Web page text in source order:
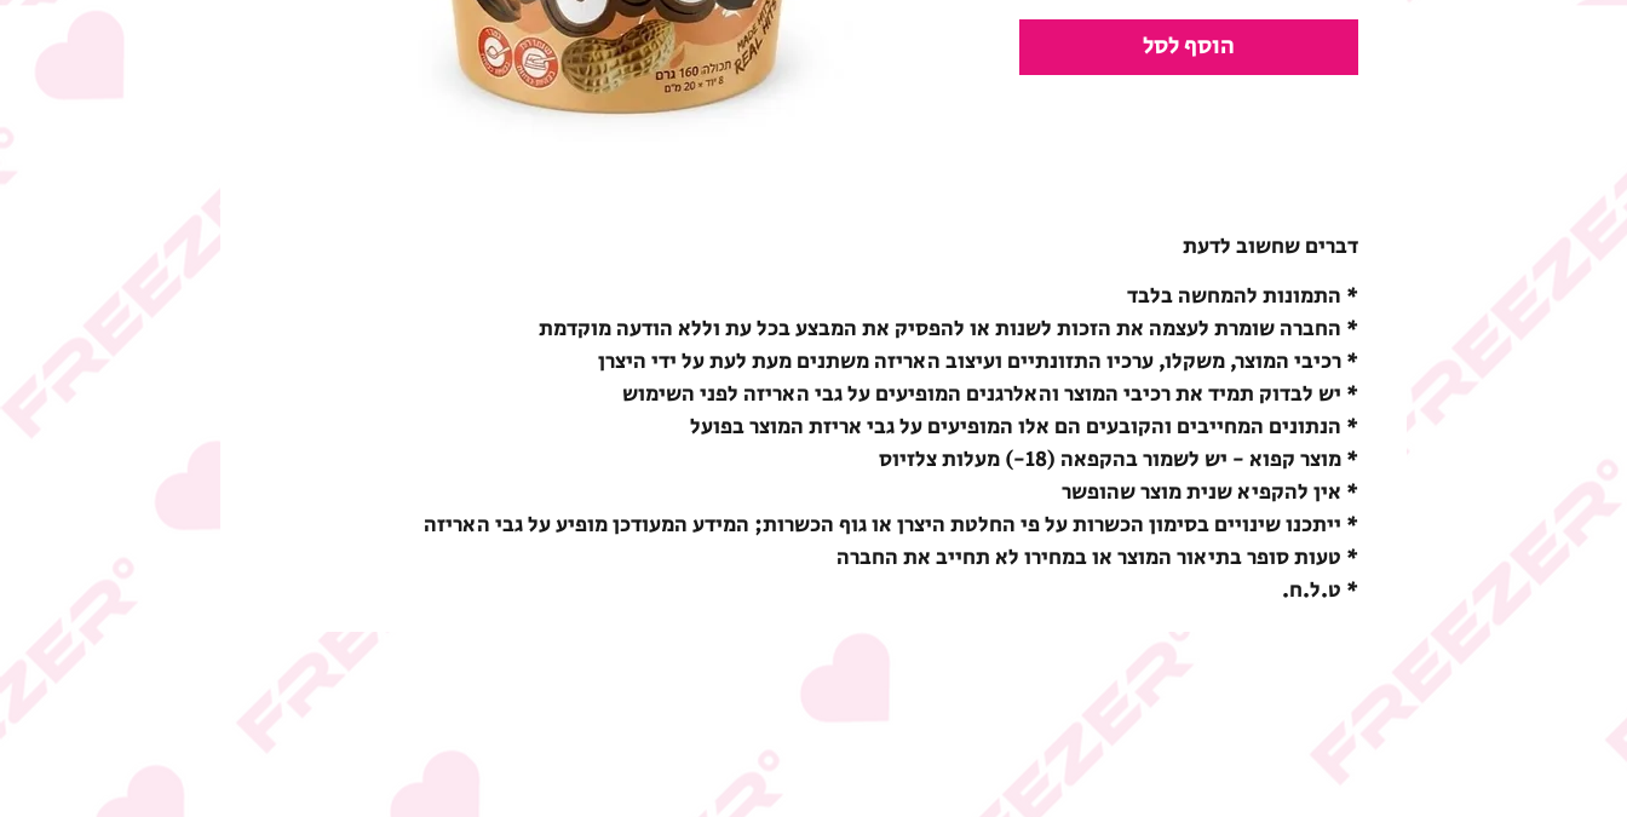
הוסף לסל
דברים שחשוב לדעת
* התמונות להמחשה בלבד
* החברה שומרת לעצמה את הזכות לשנות או להפסיק את המבצע בכל עת וללא הודעה מוקדמת
* רכיבי המוצר, משקלו, ערכיו התזונתיים ועיצוב האריזה משתנים מעת לעת על ידי היצרן
* יש לבדוק תמיד את רכיבי המוצר והאלרגנים המופיעים על גבי האריזה לפני השימוש
* הנתונים המחייבים והקובעים הם אלו המופיעים על גבי אריזת המוצר בפועל
* מוצר קפוא - יש לשמור בהקפאה (18-) מעלות צלזיוס
* אין להקפיא שנית מוצר שהופשר
* ייתכנו שינויים בסימון הכשרות על פי החלטת היצרן או גוף הכשרות; המידע המעודכן מופיע על גבי האריזה
* טעות סופר בתיאור המוצר או במחירו לא תחייב את החברה
* ט.ל.ח.